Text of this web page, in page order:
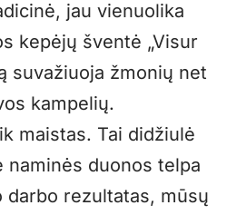
jau vienuolika
kepėjų šventė „Visur
suvažiuoja žmonių net
kampelių.
maistas. Tai didžiulė
naminės duonos telpa
darbo rezultatas, mūsų